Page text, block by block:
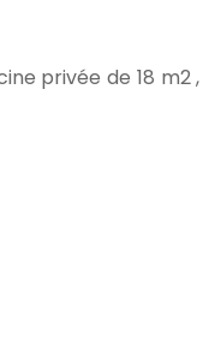
privée de 18 m2